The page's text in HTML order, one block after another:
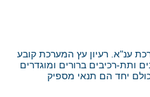
ענ"א. רעיון עץ המערכת קובע
ותת-רכיבים ברורים ומוגדרים
יחד הם תנאי מספיק